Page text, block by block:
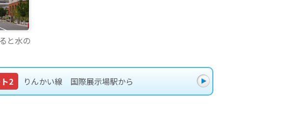
と水の
2 りんかい線 国際展示場駅から